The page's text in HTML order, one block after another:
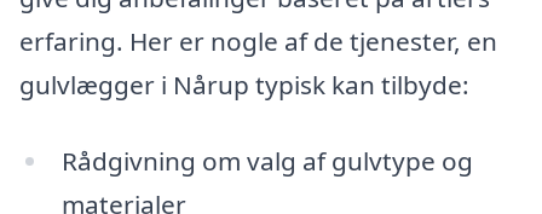
erfaring. Her er nogle af de tjenester, en
gulvlægger i Nårup typisk kan tilbyde:
Rådgivning om valg af gulvtype og
materialer